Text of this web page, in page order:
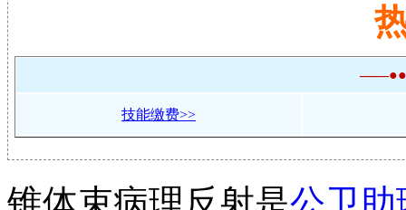
技能缴费>>
锥体束病理反射是公卫助